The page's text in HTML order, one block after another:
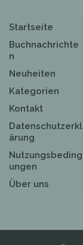
Startseite
Buchnachrichte
n
Neuheiten
Kategorien
Kontakt
Datenschutzerkl
ärung
Nutzungsbeding
ungen
Über uns